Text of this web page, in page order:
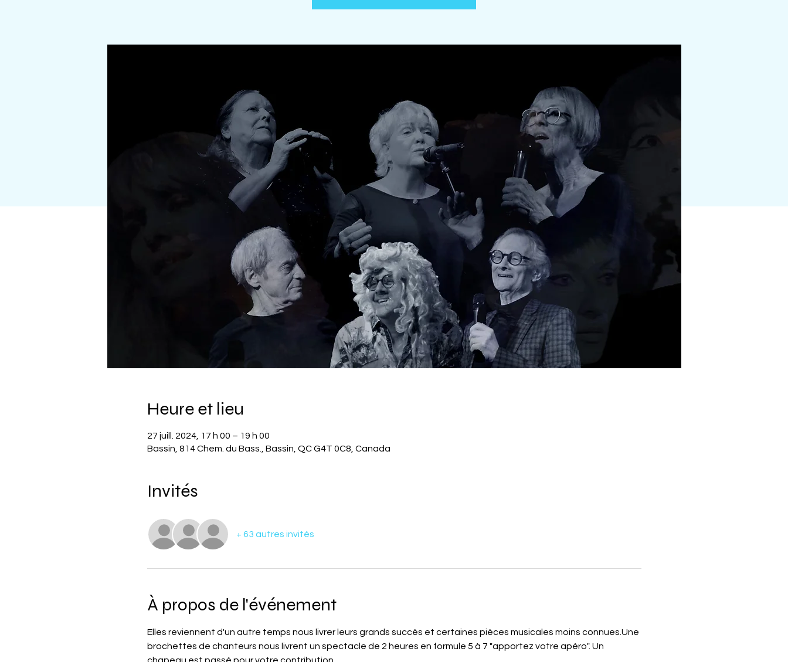
Heure et lieu
27 juill. 2024, 17 h 00 – 19 h 00
Bassin, 814 Chem. du Bass., Bassin, QC G4T 0C8, Canada
Invités
+ 63 autres invités
À propos de l'événement
Elles reviennent d'un autre temps nous livrer leurs grands succès et certaines pièces musicales moins connues.Une
brochettes de chanteurs nous livrent un spectacle de 2 heures en formule 5 à 7 "apportez votre apéro". Un